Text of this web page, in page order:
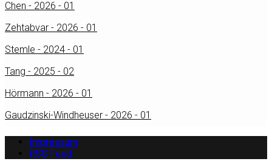
Chen - 2026 - 01
Zehtabvar - 2026 - 01
Stemle - 2024 - 01
Tang - 2025 - 02
Hörmann - 2026 - 01
Gaudzinski-Windheuser - 2026 - 01
Impressum
RSS Feed